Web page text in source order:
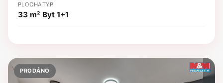
PLOCHA
33 m²
TYP
Byt 1+1
PRODÁNO